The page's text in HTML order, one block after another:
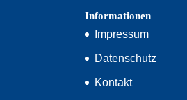
Informationen
Impressum
Datenschutz
Kontakt